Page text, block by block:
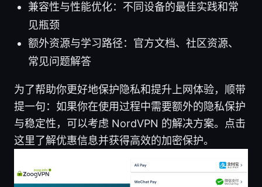
兼容性与性能优化：不同设备的最佳实践和常
见瓶颈
额外资源与学习路径：官方文档、社区资源、
常见问题解答
为了帮助你更好地保护隐私和提升上网体验，顺带
提一句：如果你在使用过程中需要额外的隐私保护
与稳定性，可以考虑 NordVPN 的解决方案。点击
这里了解优惠信息并获得高效的加密保护。